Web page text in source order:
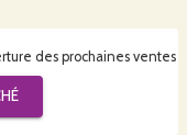
des prochaines ventes